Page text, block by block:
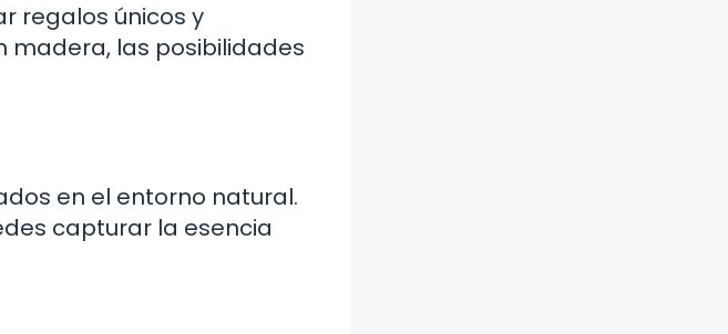
regalos únicos y
madera, las posibilidades
en el entorno natural.
capturar la esencia